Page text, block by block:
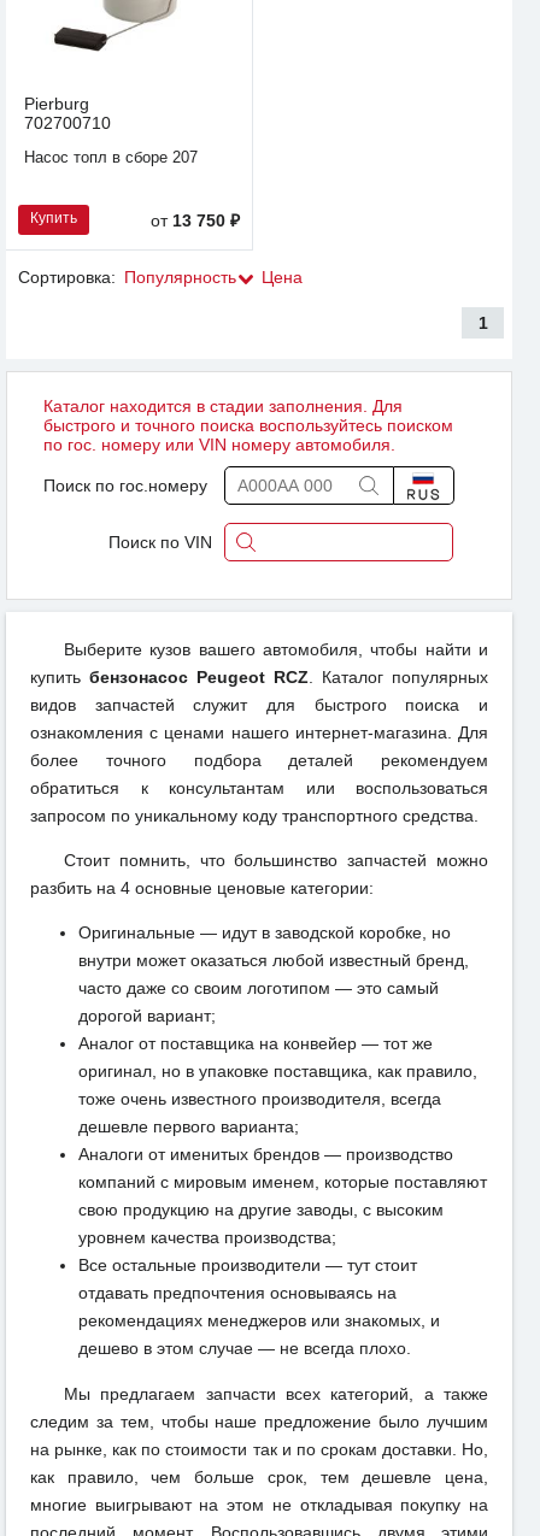
Pierburg
702700710
Насос топл в сборе 207
Купить от13 750 ₽
Сортировка: Популярность Цена
1
Каталог находится в стадии заполнения. Для
быстрого и точного поиска воспользуйтесь поиском
по гос. номеру или VIN номеру автомобиля.
Поиск по гос.номеру
Поиск по VIN
Выберите кузов вашего автомобиля, чтобы найти и
купить бензонасос Peugeot RCZ. Каталог популярных
видов запчастей служит для быстрого поиска и
ознакомления с ценами нашего интернет-магазина. Для
более точного подбора деталей рекомендуем
обратиться к консультантам или воспользоваться
запросом по уникальному коду транспортного средства.
Стоит помнить, что большинство запчастей можно
разбить на 4 основные ценовые категории:
Оригинальные — идут в заводской коробке, но
внутри может оказаться любой известный бренд,
часто даже со своим логотипом — это самый
дорогой вариант;
Аналог от поставщика на конвейер — тот же
оригинал, но в упаковке поставщика, как правило,
тоже очень известного производителя, всегда
дешевле первого варианта;
Аналоги от именитых брендов — производство
компаний с мировым именем, которые поставляют
свою продукцию на другие заводы, с высоким
уровнем качества производства;
Все остальные производители — тут стоит
отдавать предпочтения основываясь на
рекомендациях менеджеров или знакомых, и
дешево в этом случае — не всегда плохо.
Мы предлагаем запчасти всех категорий, а также
следим за тем, чтобы наше предложение было лучшим
на рынке, как по стоимости так и по срокам доставки. Но,
как правило, чем больше срок, тем дешевле цена,
многие выигрывают на этом не откладывая покупку на